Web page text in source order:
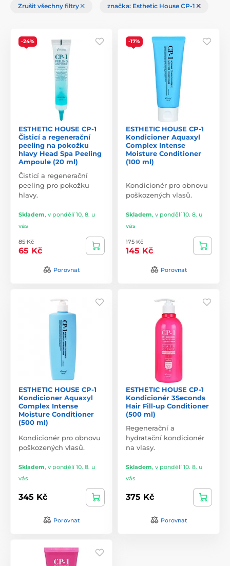
Zrušit všechny filtry značka: Esthetic House CP-1
-24%
ESTHETIC HOUSE CP-1
Čisticí a regenerační
peeling na pokožku
hlavy Head Spa Peeling
Ampoule (20 ml)
Čisticí a regenerační
peeling pro pokožku
hlavy.
Skladem, v pondělí 10. 8. u
vás
85 Kč
65 Kč
Porovnat
-17%
ESTHETIC HOUSE CP-1
Kondicioner Aquaxyl
Complex Intense
Moisture Conditioner
(100 ml)
Kondicionér pro obnovu
poškozených vlasů.
Skladem, v pondělí 10. 8. u
vás
175 Kč
145 Kč
Porovnat
ESTHETIC HOUSE CP-1
Kondicioner Aquaxyl
Complex Intense
Moisture Conditioner
(500 ml)
Kondicionér pro obnovu
poškozených vlasů.
Skladem, v pondělí 10. 8. u
vás
345 Kč
Porovnat
ESTHETIC HOUSE CP-1
Kondicionér 3Seconds
Hair Fill-up Conditioner
(500 ml)
Regenerační a
hydratační kondicionér
na vlasy.
Skladem, v pondělí 10. 8. u
vás
375 Kč
Porovnat